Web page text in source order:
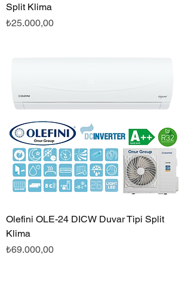
Split Klima
Fiyat
₺25.000,00
Olefini OLE-24 DICW Duvar Tipi Split
Klima
Fiyat
₺69.000,00